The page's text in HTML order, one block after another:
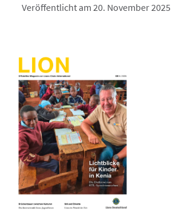
Veröffentlicht am 20. November 2025